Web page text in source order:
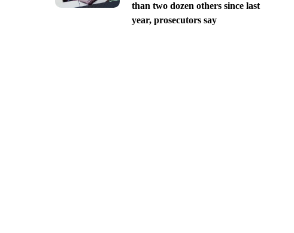
than two dozen others since last
year, prosecutors say